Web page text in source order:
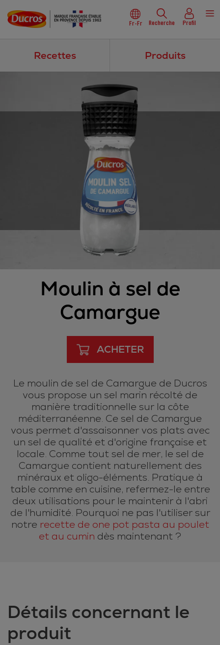
Fr-Fr Recherche Profil
Recettes Produits
Moulin à sel de
Camargue
ACHETER
Le moulin de sel de Camargue de Ducros
vous propose un sel marin récolté de
manière traditionnelle sur la côte
méditerranéenne. Ce sel de Camargue
vous permet d'assaisonner vos plats avec
un sel de qualité et d'origine française et
locale. Comme tout sel de mer, le sel de
Camargue contient naturellement des
minéraux et oligo-éléments. Pratique à
table comme en cuisine, refermez-le entre
deux utilisations pour le maintenir à l'abri
de l'humidité. Pourquoi ne pas l'utiliser sur
notre recette de one pot pasta au poulet
et au cumin dès maintenant ?
Détails concernant le
produit